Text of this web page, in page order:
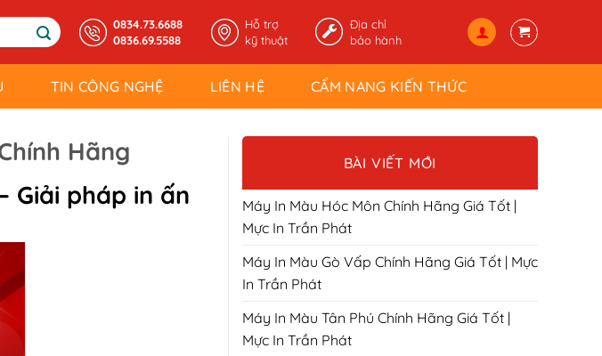
0834.73.6688
0836.69.5588
Hỗ trợ
kỹ thuật
Địa chỉ
bảo hành
TIN CÔNG NGHỆ LIÊN HỆ CẨM NANG KIẾN THỨC
Hãng
Giải pháp in ấn
BÀI VIẾT MỚI
Máy In Màu Hóc Môn Chính Hãng Giá Tốt |
Mực In Trần Phát
Máy In Màu Gò Vấp Chính Hãng Giá Tốt | Mực
In Trần Phát
Máy In Màu Tân Phú Chính Hãng Giá Tốt |
Mực In Trần Phát